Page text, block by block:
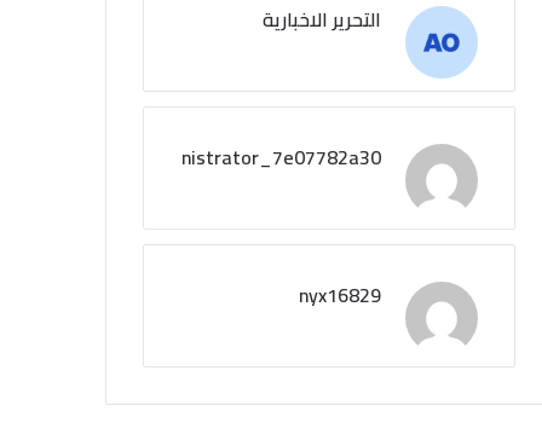
التحرير الاخبارية
administrator_7e07782a30
nyx16829